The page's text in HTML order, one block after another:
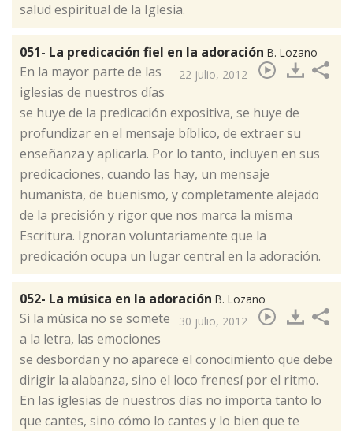
salud espiritual de la Iglesia.
051- La predicación fiel en la adoración B. Lozano
22 julio, 2012
​En la mayor parte de las
iglesias de nuestros días
se huye de la predicación expositiva, se huye de
profundizar en el mensaje bíblico, de extraer su
enseñanza y aplicarla. Por lo tanto, incluyen en sus
predicaciones, cuando las hay, un mensaje
humanista, de buenismo, y completamente alejado
de la precisión y rigor que nos marca la misma
Escritura. Ignoran voluntariamente que la
predicación ocupa un lugar central en la adoración.
052- La música en la adoración B. Lozano
30 julio, 2012
​Si la música no se somete
a la letra, las emociones
se desbordan y no aparece el conocimiento que debe
dirigir la alabanza, sino el loco frenesí por el ritmo.
En las iglesias de nuestros días no importa tanto lo
que cantes, sino cómo lo cantes y lo bien que te